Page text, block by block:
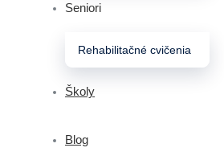
Seniori
Rehabilitačné cvičenia
Školy
Blog